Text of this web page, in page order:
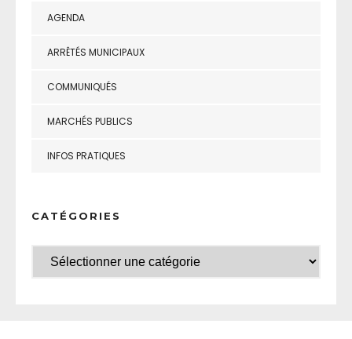
AGENDA
ARRÊTÉS MUNICIPAUX
COMMUNIQUÉS
MARCHÉS PUBLICS
INFOS PRATIQUES
CATÉGORIES